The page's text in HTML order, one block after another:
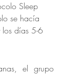
Sleep
se hacía
los días 5-6
el grupo